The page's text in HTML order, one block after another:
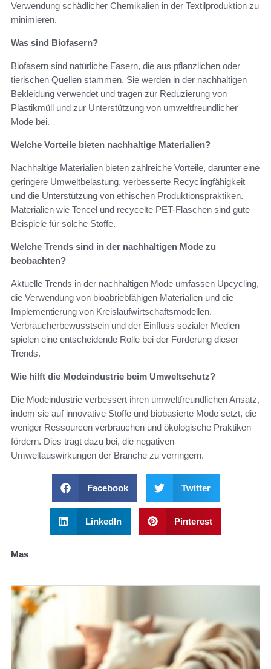
Verwendung schädlicher Chemikalien in der Textilproduktion zu
minimieren.
Was sind Biofasern?
Biofasern sind natürliche Fasern, die aus pflanzlichen oder
tierischen Quellen stammen. Sie werden in der nachhaltigen
Bekleidung verwendet und tragen zur Reduzierung von
Plastikmüll und zur Unterstützung von umweltfreundlicher
Mode bei.
Welche Vorteile bieten nachhaltige Materialien?
Nachhaltige Materialien bieten zahlreiche Vorteile, darunter eine
geringere Umweltbelastung, verbesserte Recyclingfähigkeit
und die Unterstützung von ethischen Produktionspraktiken.
Materialien wie Tencel und recycelte PET-Flaschen sind gute
Beispiele für solche Stoffe.
Welche Trends sind in der nachhaltigen Mode zu
beobachten?
Aktuelle Trends in der nachhaltigen Mode umfassen Upcycling,
die Verwendung von bioabriebfähigen Materialien und die
Implementierung von Kreislaufwirtschaftsmodellen.
Verbraucherbewusstsein und der Einfluss sozialer Medien
spielen eine entscheidende Rolle bei der Förderung dieser
Trends.
Wie hilft die Modeindustrie beim Umweltschutz?
Die Modeindustrie verbessert ihren umweltfreundlichen Ansatz,
indem sie auf innovative Stoffe und biobasierte Mode setzt, die
weniger Ressourcen verbrauchen und ökologische Praktiken
fördern. Dies trägt dazu bei, die negativen
Umweltauswirkungen der Branche zu verringern.
Facebook Twitter
LinkedIn Pinterest
Mas